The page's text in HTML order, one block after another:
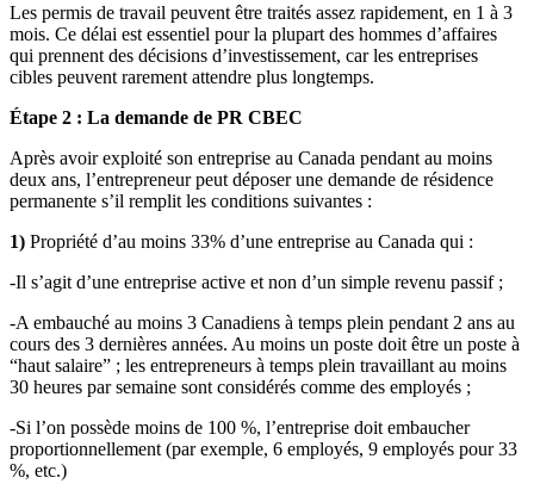
Les permis de travail peuvent être traités assez rapidement, en 1 à 3
mois. Ce délai est essentiel pour la plupart des hommes d’affaires
qui prennent des décisions d’investissement, car les entreprises
cibles peuvent rarement attendre plus longtemps.
Étape 2 : La demande de PR CBEC
Après avoir exploité son entreprise au Canada pendant au moins
deux ans, l’entrepreneur peut déposer une demande de résidence
permanente s’il remplit les conditions suivantes :
1) Propriété d’au moins 33% d’une entreprise au Canada qui :
-Il s’agit d’une entreprise active et non d’un simple revenu passif ;
-A embauché au moins 3 Canadiens à temps plein pendant 2 ans au
cours des 3 dernières années. Au moins un poste doit être un poste à
“haut salaire” ; les entrepreneurs à temps plein travaillant au moins
30 heures par semaine sont considérés comme des employés ;
-Si l’on possède moins de 100 %, l’entreprise doit embaucher
proportionnellement (par exemple, 6 employés, 9 employés pour 33
%, etc.)